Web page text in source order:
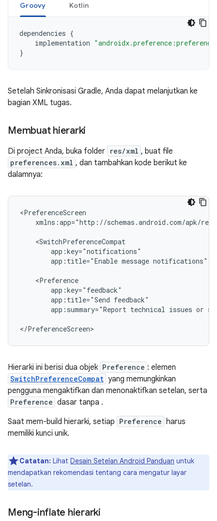
Groovy Kotlin
dependencies {
implementation
}
Setelah Sinkronisasi Gradle, Anda dapat melanjutkan ke
bagian XML tugas.
Membuat hierarki
Di project Anda, buka folder res/xml , buat file
preferences.xml , dan tambahkan kode berikut ke
dalamnya:
xmlns:app="http://schemas.android.com/apk/
app:title="Enable message notifications"/>
app:title="Send
app:summary="Report technical issues or
</PreferenceScreen>
Hierarki ini berisi dua objek Preference : elemen
SwitchPreferenceCompat yang memungkinkan
pengguna mengaktifkan dan menonaktifkan setelan, serta
Preference dasar tanpa .
Saat mem-build hierarki, setiap Preference harus
memiliki kunci unik.
Catatan: Lihat Desain Setelan Android Panduan untuk
mendapatkan rekomendasi tentang cara mengatur layar
setelan.
Meng-inflate hierarki